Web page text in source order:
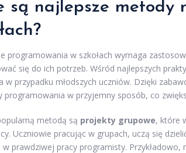
są najlepsze metody
programowania w szkołach wymaga
się do ich potrzeb. Wśród najlepszych
w przypadku młodszych uczniów. Dzięki
programowania w przyjemny sposób, co
metodą są projekty grupowe, które
Uczniowie pracując w grupach, uczą się
w prawdziwej pracy programisty.